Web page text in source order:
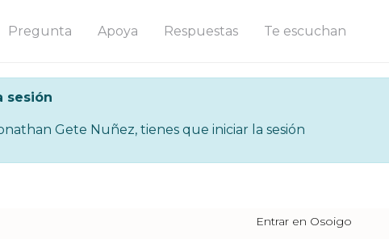
Pregunta Apoya Respuestas Te escuchan
sesión
Gete Nuñez, tienes que iniciar la sesión
Entrar en Osoigo